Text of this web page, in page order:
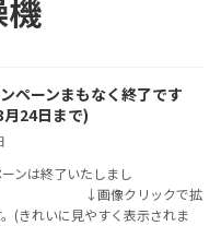
機
ペーンまもなく終了です
24日まで)
ンは終了いたしまし
像クリックで拡
(きれいに見やすく表示されま